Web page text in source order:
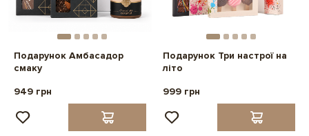
Подарунок Амбасадор
смаку
949 грн
Подарунок Три настрої на
літо
999 грн